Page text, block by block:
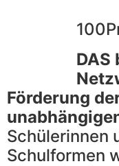
DAS
Förderung
Schülerinnen
Schulformen